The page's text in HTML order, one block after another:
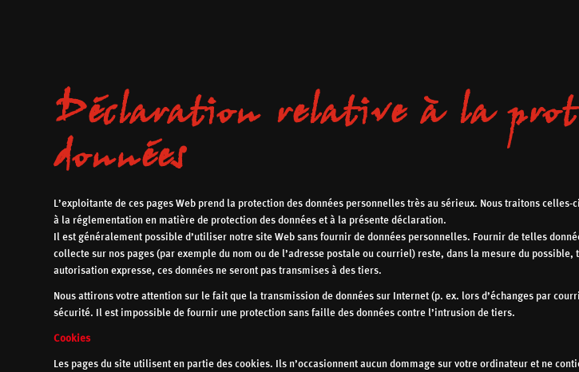
Déclaration relative à la
données
L’exploitante de ces pages Web prend la protection des données personnelles très au sérieux. Nous traitons
à la réglementation en matière de protection des données et à la présente déclaration.
Il est généralement possible d’utiliser notre site Web sans fournir de données personnelles. Fournir de telles
collecte sur nos pages (par exemple du nom ou de l’adresse postale ou courriel) reste, dans la mesure du
autorisation expresse, ces données ne seront pas transmises à des tiers.
Nous attirons votre attention sur le fait que la transmission de données sur Internet (p. ex. lors d’échanges par
sécurité. Il est impossible de fournir une protection sans faille des données contre l’intrusion de tiers.
Cookies
Les pages du site utilisent en partie des cookies. Ils n’occasionnent aucun dommage sur votre ordinateur et ne